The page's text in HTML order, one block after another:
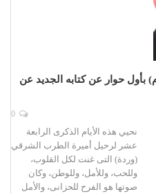
حوار عن كتابه الجديد عن
نحيي هذه الأيام الذكرى الرابعة
عشر لرحيل أميرة الطرب الشرقي
(وردة) التى غنت لكل القلوب،
وللحب، وللأمل، وللوطن، وكان
صوتها هو الفرح للحزانى، والأمل